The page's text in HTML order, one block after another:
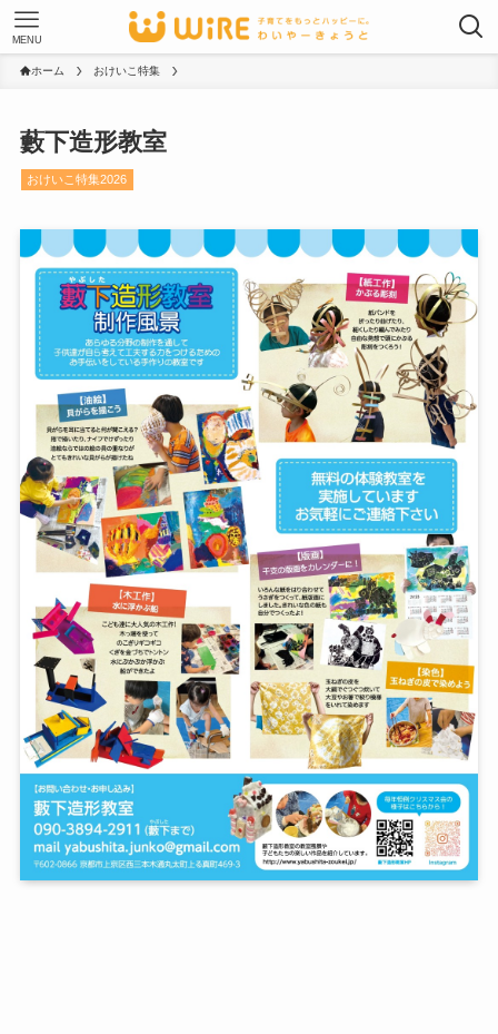
MENU
ホーム おけいこ特集
藪下造形教室
おけいこ特集2026